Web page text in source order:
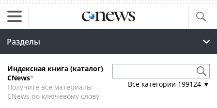
Разделы
Индексная книга (каталог)
CNews*
Получите все материалы
CNews по ключевому слову
Все категории 199124 ▼